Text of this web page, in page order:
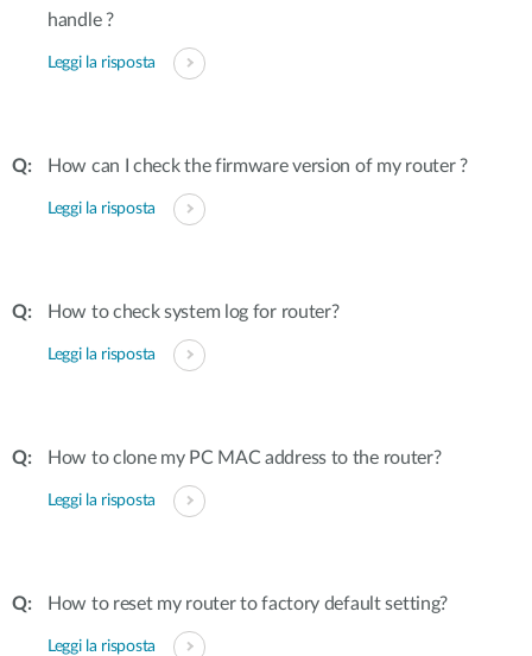
handle ?
Leggi la risposta
How can I check the firmware version of my router ?
Leggi la risposta
How to check system log for router?
Leggi la risposta
How to clone my PC MAC address to the router?
Leggi la risposta
How to reset my router to factory default setting?
Leggi la risposta